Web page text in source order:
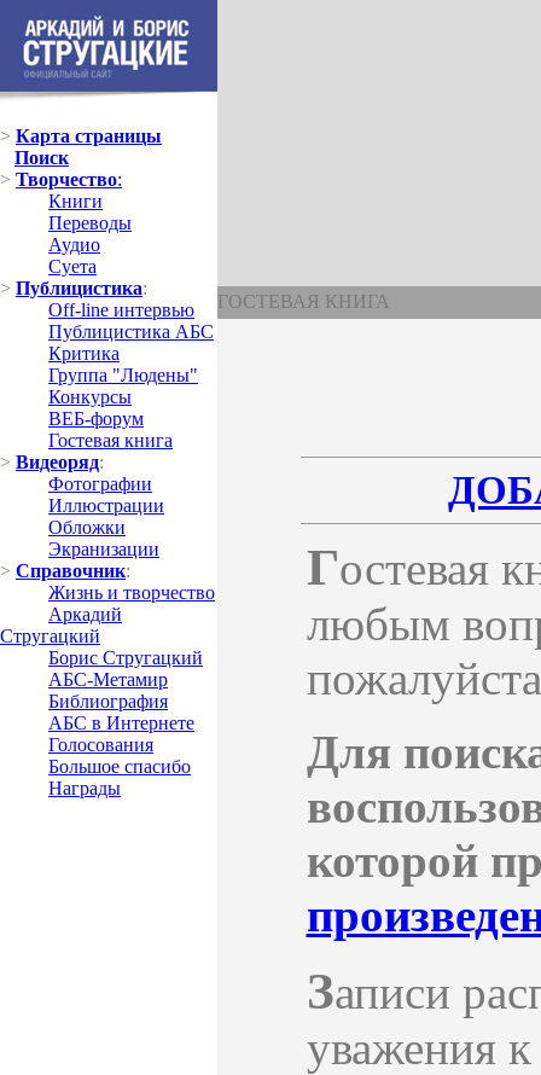
> Карта страницы
Поиск
> Творчество:
Книги
Переводы
Аудио
Суета
> Публицистика:
Off-line интервью
Публицистика АБС
Критика
Группа "Людены"
Конкурсы
ВЕБ-форум
Гостевая книга
> Видеоряд:
Фотографии
Иллюстрации
Обложки
Экранизации
> Справочник:
Жизнь и творчество
Аркадий
Стругацкий
Борис Стругацкий
АБС-Метамир
Библиография
АБС в Интернете
Голосования
Большое спасибо
Награды
ГОСТЕВАЯ КНИГА
Гостевая
любым
Для
которой
Записи
уважения